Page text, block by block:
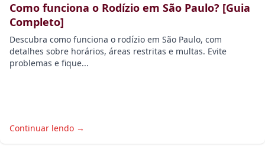
Como funciona o Rodízio em São Paulo? [Guia
Completo]
Descubra como funciona o rodízio em São Paulo, com
detalhes sobre horários, áreas restritas e multas. Evite
problemas e fique...
Continuar lendo →